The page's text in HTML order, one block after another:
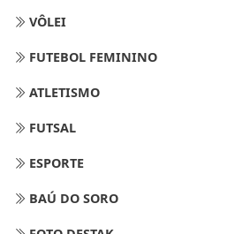
VÔLEI
FUTEBOL FEMININO
ATLETISMO
FUTSAL
ESPORTE
BAÚ DO SORO